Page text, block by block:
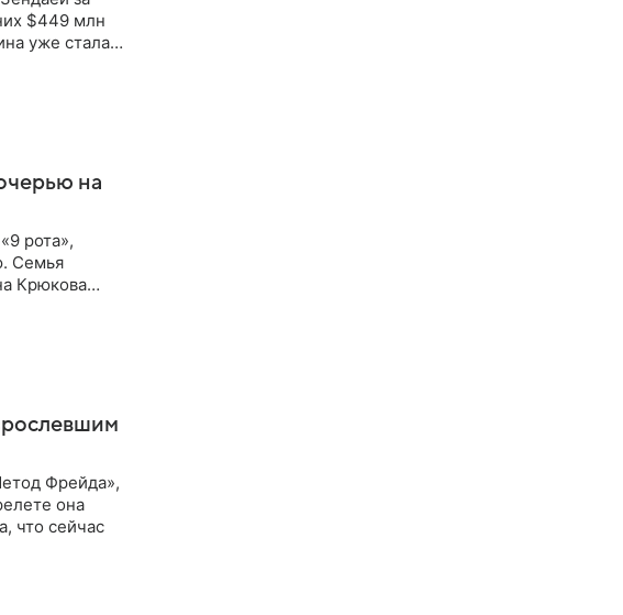
$449 млн
уже стала
на
рота»,
Семья
Крюкова
Фрейда»,
она
что сейчас